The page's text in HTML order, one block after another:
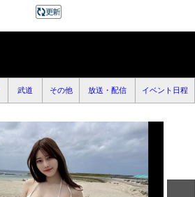
武道 その他 放送・配信 イベント日程